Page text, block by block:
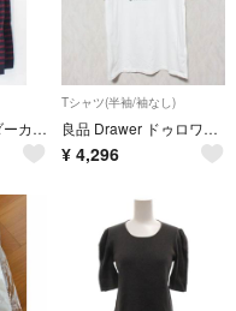
ドゥロワー ボーダーカットソー１レディース ネイビー×パープル 【中古】【新入荷】〓
Tシャツ(半袖/袖なし)
良品 Drawer ドゥロワー プリント Tシャツ カットソー 6517-206-0309 サイズ1 ホワイト レディース 古着 中古 USED
¥ 4,296